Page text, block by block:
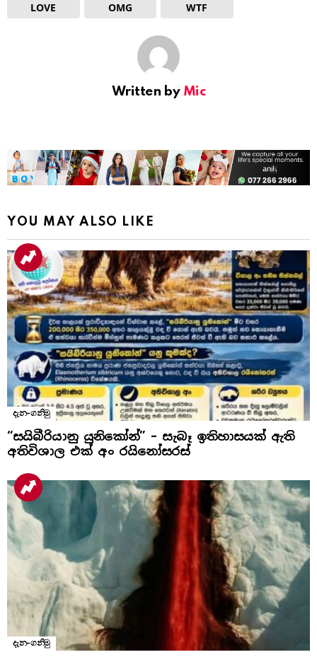
LOVE OMG WTF
Written by Mic
YOU MAY ALSO LIKE
දැන-ගනිමු
“සයිබීරියානු යුනිකෝන්” – සැබෑ ඉතිහාසයක් ඇති
අතිවිශාල එක් අං රයිනෝසරස්
දැන-ගනිමු